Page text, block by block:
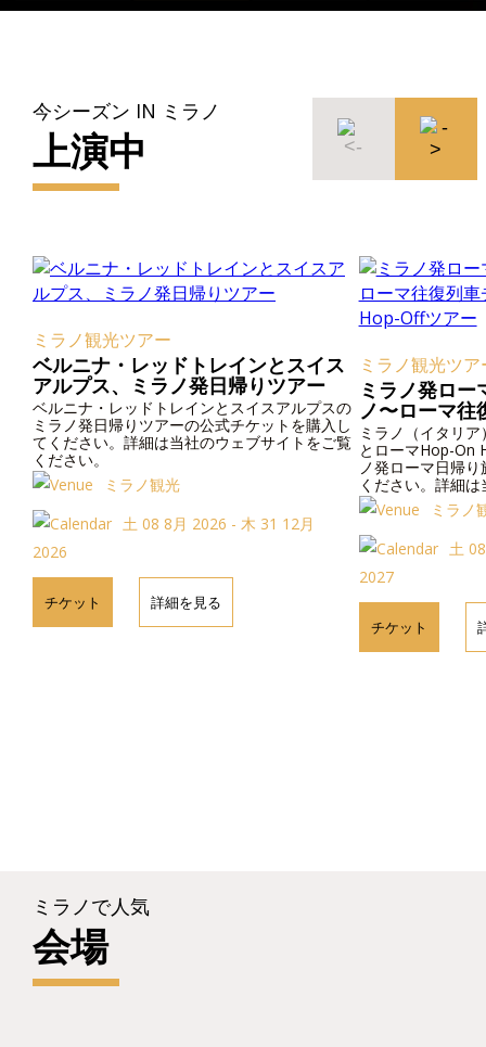
今シーズン IN ミラノ
上演中
ミラノ観光ツアー
ベルニナ・レッドトレインとスイス
アルプス、ミラノ発日帰りツアー
ベルニナ・レッドトレインとスイスアルプスの
ミラノ発日帰りツアーの公式チケットを購入し
てください。詳細は当社のウェブサイトをご覧
ください。
ミラノ観光
土 08 8月 2026 - 木 31 12月
2026
チケット 詳細を見る
ミラノ観光ツア
ミラノ発ロー
ノ〜ローマ往
マHOP-ON
ミラノ（イタリ
とローマHop-On
ノ発ローマ日帰
ください。詳細
い。
ミラノ
土
2027
チケット
ミラノで人気
会場